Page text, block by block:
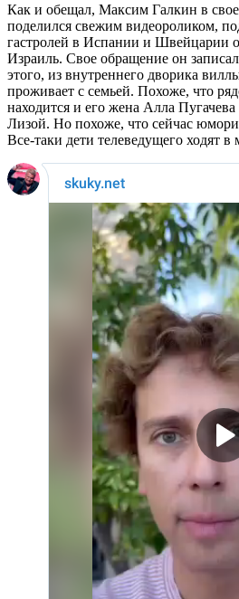
Как и обещал, Максим Галкин в
поделился свежим видеороликом,
гастролей в Испании и Швейцарии
Израиль. Свое обращение он
этого, из внутреннего дворика
проживает с семьей. Похоже, что
находится и его жена Алла
Лизой. Но похоже, что сейчас
Все-таки дети телеведущего ходят